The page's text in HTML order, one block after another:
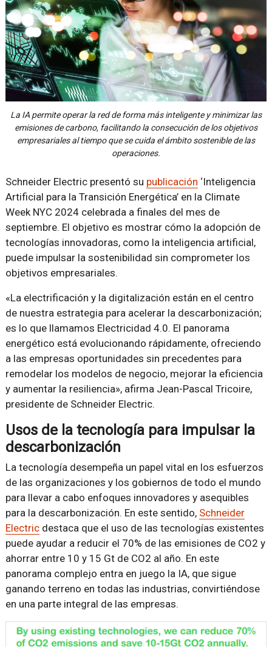
La IA permite operar la red de forma más inteligente y minimizar las
emisiones de carbono, facilitando la consecución de los objetivos
empresariales al tiempo que se cuida el ámbito sostenible de las
operaciones.
Schneider Electric presentó su publicación ‘Inteligencia
Artificial para la Transición Energética’ en la Climate
Week NYC 2024 celebrada a finales del mes de
septiembre. El objetivo es mostrar cómo la adopción de
tecnologías innovadoras, como la inteligencia artificial,
puede impulsar la sostenibilidad sin comprometer los
objetivos empresariales.
«La electrificación y la digitalización están en el centro
de nuestra estrategia para acelerar la descarbonización;
es lo que llamamos Electricidad 4.0. El panorama
energético está evolucionando rápidamente, ofreciendo
a las empresas oportunidades sin precedentes para
remodelar los modelos de negocio, mejorar la eficiencia
y aumentar la resiliencia», afirma Jean-Pascal Tricoire,
presidente de Schneider Electric.
Usos de la tecnología para impulsar la
descarbonización
La tecnología desempeña un papel vital en los esfuerzos
de las organizaciones y los gobiernos de todo el mundo
para llevar a cabo enfoques innovadores y asequibles
para la descarbonización. En este sentido, Schneider
Electricdestaca que el uso de las tecnologías existentes
puede ayudar a reducir el 70% de las emisiones de CO2 y
ahorrar entre 10 y 15 Gt de CO2 al año. En este
panorama complejo entra en juego la IA, que sigue
ganando terreno en todas las industrias, convirtiéndose
en una parte integral de las empresas.